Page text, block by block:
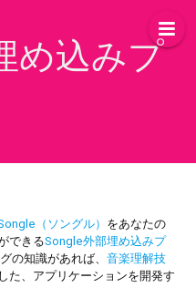
め込みプ
（ソングル） をあなたの
できるSongle外部埋め込みプ
の知識があれば、音楽理解技
た、アプリケーションを開発す